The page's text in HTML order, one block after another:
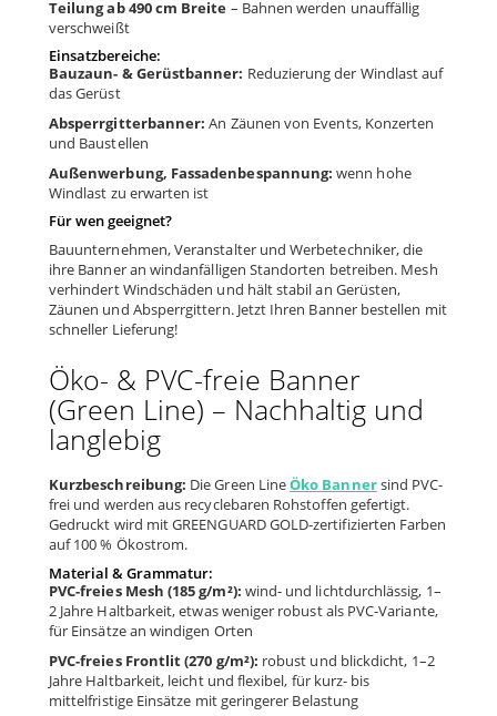
Teilung ab 490 cm Breite – Bahnen werden unauffällig
verschweißt
Einsatzbereiche:
Bauzaun- & Gerüstbanner: Reduzierung der Windlast auf
das Gerüst
Absperrgitterbanner: An Zäunen von Events, Konzerten
und Baustellen
Außenwerbung, Fassadenbespannung: wenn hohe
Windlast zu erwarten ist
Für wen geeignet?
Bauunternehmen, Veranstalter und Werbetechniker, die
ihre Banner an windanfälligen Standorten betreiben. Mesh
verhindert Windschäden und hält stabil an Gerüsten,
Zäunen und Absperrgittern. Jetzt Ihren Banner bestellen mit
schneller Lieferung!
Öko- & PVC-freie Banner
(Green Line) – Nachhaltig und
langlebig
Kurzbeschreibung: Die Green LineÖko Bannersind PVC-
frei und werden aus recyclebaren Rohstoffen gefertigt.
Gedruckt wird mit GREENGUARD GOLD-zertifizierten Farben
auf 100 % Ökostrom.
Material & Grammatur:
PVC-freies Mesh (185 g/m²): wind- und lichtdurchlässig, 1–
2 Jahre Haltbarkeit, etwas weniger robust als PVC-Variante,
für Einsätze an windigen Orten
PVC-freies Frontlit (270 g/m²): robust und blickdicht, 1–2
Jahre Haltbarkeit, leicht und flexibel, für kurz- bis
mittelfristige Einsätze mit geringerer Belastung